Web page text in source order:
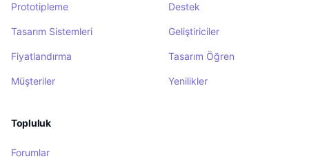
Prototipleme
Tasarım Sistemleri
Fiyatlandırma
Müşteriler
Destek
Geliştiriciler
Tasarım Öğren
Yenilikler
Topluluk
Forumlar